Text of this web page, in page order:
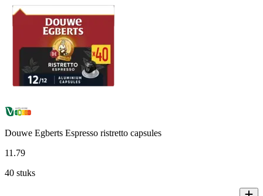
Douwe Egberts Espresso ristretto capsules
11.79
40 stuks